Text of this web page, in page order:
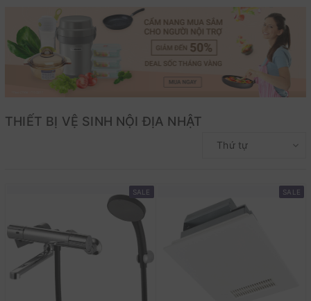
THIẾT BỊ VỆ SINH NỘI ĐỊA NHẬT
Thứ tự
SALE SALE